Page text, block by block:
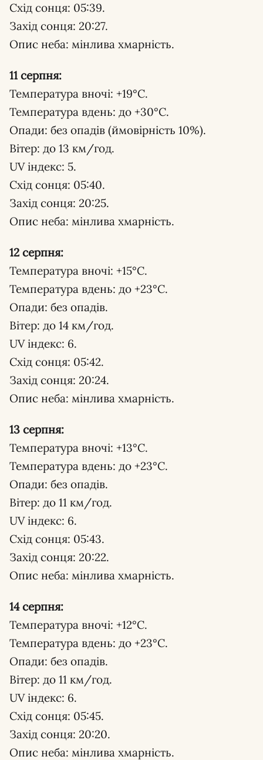
Схід сонця: 05:39.
Захід сонця: 20:27.
Опис неба: мінлива хмарність.
11 серпня:
Температура вночі: +19°С.
Температура вдень: до +30°С.
Опади: без опадів (ймовірність 10%).
Вітер: до 13 км/год.
UV індекс: 5.
Схід сонця: 05:40.
Захід сонця: 20:25.
Опис неба: мінлива хмарність.
12 серпня:
Температура вночі: +15°С.
Температура вдень: до +23°С.
Опади: без опадів.
Вітер: до 14 км/год.
UV індекс: 6.
Схід сонця: 05:42.
Захід сонця: 20:24.
Опис неба: мінлива хмарність.
13 серпня:
Температура вночі: +13°С.
Температура вдень: до +23°С.
Опади: без опадів.
Вітер: до 11 км/год.
UV індекс: 6.
Схід сонця: 05:43.
Захід сонця: 20:22.
Опис неба: мінлива хмарність.
14 серпня:
Температура вночі: +12°С.
Температура вдень: до +23°С.
Опади: без опадів.
Вітер: до 11 км/год.
UV індекс: 6.
Схід сонця: 05:45.
Захід сонця: 20:20.
Опис неба: мінлива хмарність.